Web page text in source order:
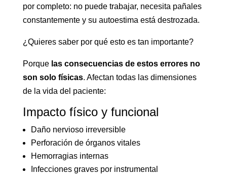
por completo: no puede trabajar, necesita pañales
constantemente y su autoestima está destrozada.
¿Quieres saber por qué esto es tan importante?
Porque las consecuencias de estos errores no
son solo físicas. Afectan todas las dimensiones
de la vida del paciente:
Impacto físico y funcional
Daño nervioso irreversible
Perforación de órganos vitales
Hemorragias internas
Infecciones graves por instrumental